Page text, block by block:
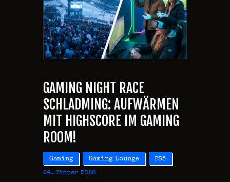
GAMING NIGHT RACE
SCHLADMING: AUFWÄRMEN
MIT HIGHSCORE IM GAMING
ROOM!
Gaming Gaming Lounge PS5
24. Jänner 2026